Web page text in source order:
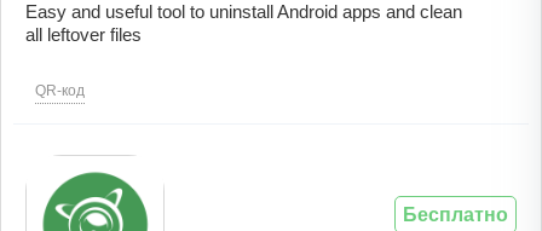
Easy and useful tool to uninstall Android apps and clean
all leftover files
QR-код
Бесплатно